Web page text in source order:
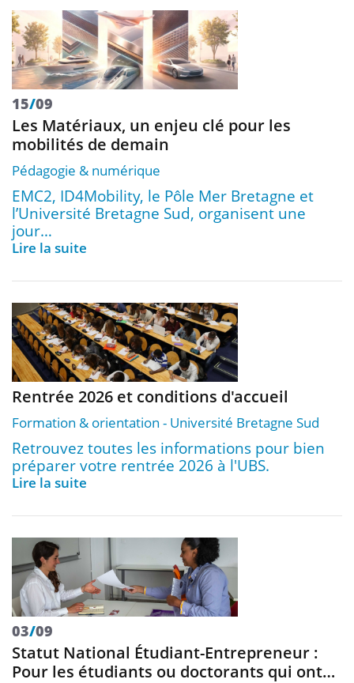
15/09
Les Matériaux, un enjeu clé pour les
mobilités de demain
Pédagogie & numérique
EMC2, ID4Mobility, le Pôle Mer Bretagne et
l’Université Bretagne Sud, organisent une
jour…
Lire la suite
Rentrée 2026 et conditions d'accueil
Formation & orientation Université Bretagne Sud
Retrouvez toutes les informations pour bien
préparer votre rentrée 2026 à l'UBS.
Lire la suite
03/09
Statut National Étudiant-Entrepreneur :
Pour les étudiants ou doctorants qui ont…